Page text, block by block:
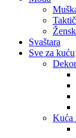
Svaštara
Sve za kuću
Kuća